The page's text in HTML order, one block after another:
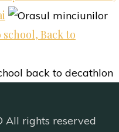
school, Back to
All rights reserved